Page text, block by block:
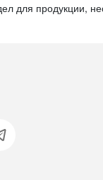
для продукции,